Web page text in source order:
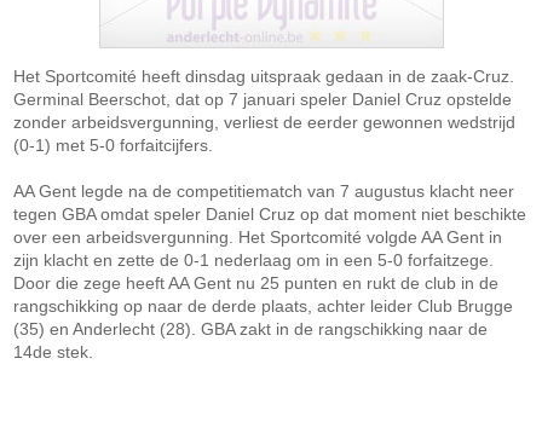
Het Sportcomité heeft dinsdag uitspraak gedaan in de zaak-Cruz.
Germinal Beerschot, dat op 7 januari speler Daniel Cruz opstelde
zonder arbeidsvergunning, verliest de eerder gewonnen wedstrijd
(0-1) met 5-0 forfaitcijfers.
AA Gent legde na de competitiematch van 7 augustus klacht neer
tegen GBA omdat speler Daniel Cruz op dat moment niet beschikte
over een arbeidsvergunning. Het Sportcomité volgde AA Gent in
zijn klacht en zette de 0-1 nederlaag om in een 5-0 forfaitzege.
Door die zege heeft AA Gent nu 25 punten en rukt de club in de
rangschikking op naar de derde plaats, achter leider Club Brugge
(35) en Anderlecht (28). GBA zakt in de rangschikking naar de
14de stek.